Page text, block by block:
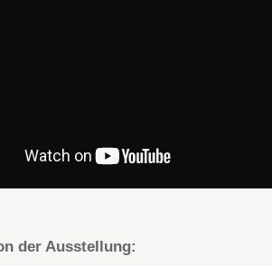
der Ausstellung: